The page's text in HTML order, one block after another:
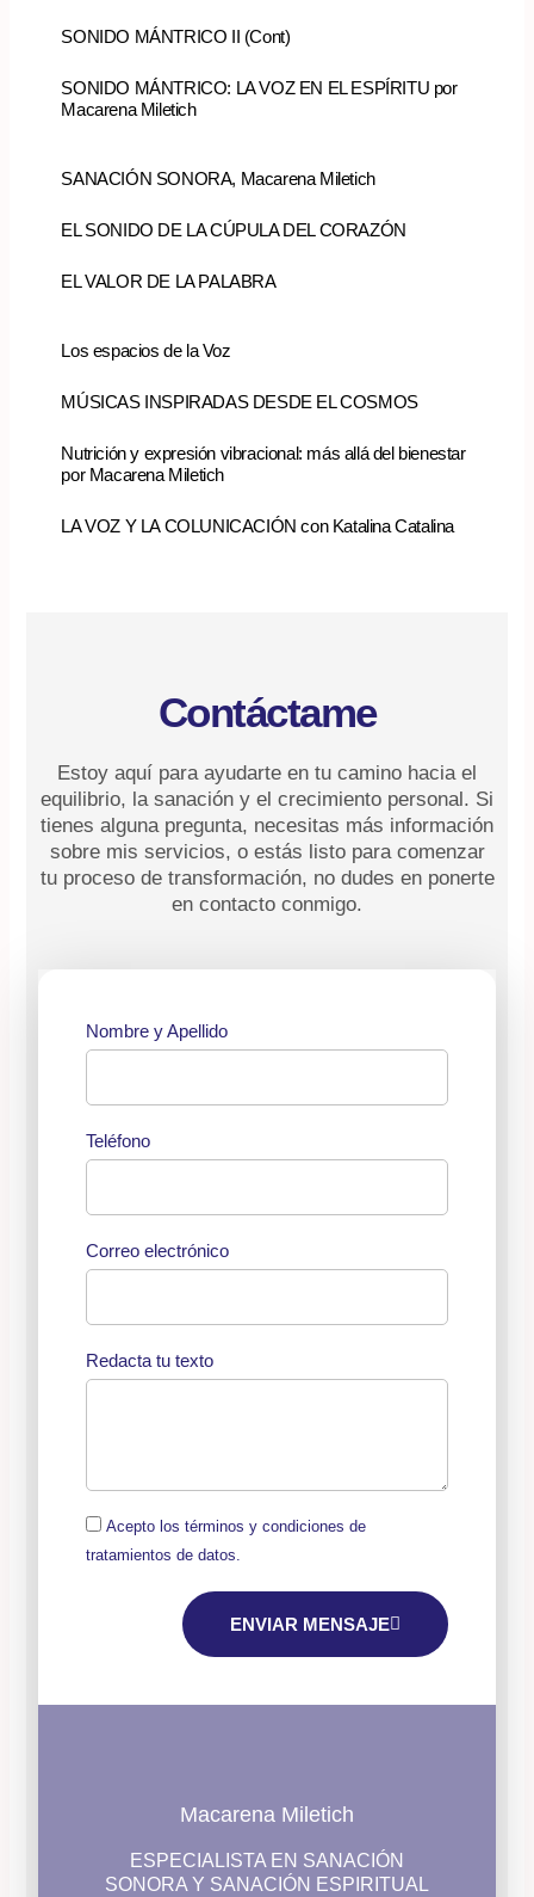
SONIDO MÁNTRICO II (Cont)
SONIDO MÁNTRICO: LA VOZ EN EL ESPÍRITU por
Macarena Miletich
SANACIÓN SONORA, Macarena Miletich
EL SONIDO DE LA CÚPULA DEL CORAZÓN
EL VALOR DE LA PALABRA
Los espacios de la Voz
MÚSICAS INSPIRADAS DESDE EL COSMOS
Nutrición y expresión vibracional: más allá del bienestar
por Macarena Miletich
LA VOZ Y LA COLUNICACIÓN con Katalina Catalina
Contáctame
Estoy aquí para ayudarte en tu camino hacia el
equilibrio, la sanación y el crecimiento personal. Si
tienes alguna pregunta, necesitas más información
sobre mis servicios, o estás listo para comenzar
tu proceso de transformación, no dudes en ponerte
en contacto conmigo.
Nombre y Apellido
Teléfono
Correo electrónico
Redacta tu texto
Acepto los términos y condiciones de
tratamientos de datos.
ENVIAR MENSAJE
Macarena Miletich
ESPECIALISTA EN SANACIÓN
SONORA Y SANACIÓN ESPIRITUAL